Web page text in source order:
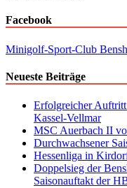
Facebook
Minigolf-Sport-Club
Neueste Beiträge
Erfolgreicher
Kassel-Vellmar
MSC Auerbach II
Durchwachsener
Hessenliga in
Doppelsieg der
Saisonauftakt der